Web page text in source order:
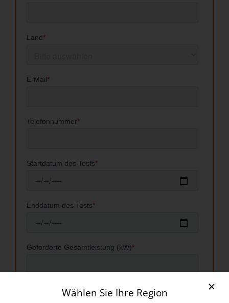
Wählen Sie Ihre Region